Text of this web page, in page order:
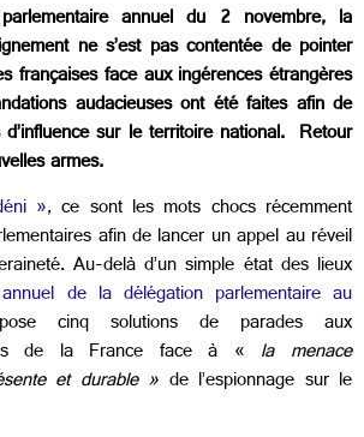
annuel du 2 novembre, la
ne s’est pas contentée de pointer
françaises face aux ingérences étrangères
audacieuses ont été faites afin de
sur le territoire national. Retour
armes.
», ce sont les mots chocs récemment
afin de lancer un appel au réveil
Au-delà d’un simple état des lieux
de la délégation parlementaire au
cinq solutions de parades aux
de la France face à « la menace
et durable » de l’espionnage sur le